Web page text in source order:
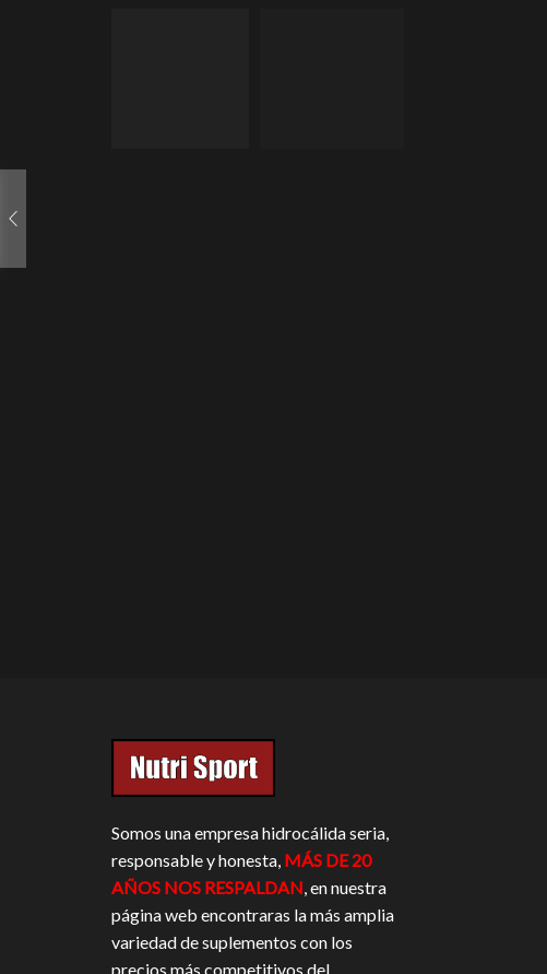
Somos una empresa hidrocálida seria,
responsable y honesta, MÁS DE 20
AÑOS NOS RESPALDAN, en nuestra
página web encontraras la más amplia
variedad de suplementos con los
precios más competitivos del